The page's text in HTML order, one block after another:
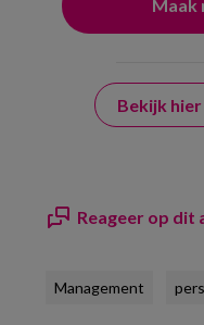
Bekijk
Reageer op dit
Management